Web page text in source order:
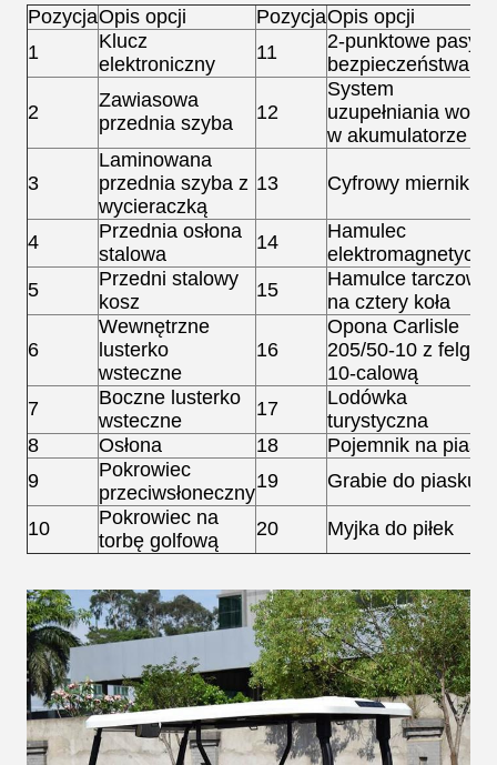
PozycjaOpis opcji PozycjaOpis opcji
1
Klucz
elektroniczny
11
2-punktowe pasy
bezpieczeństwa
2
Zawiasowa
przednia szyba
12
System
uzupełniania wody
w akumulatorze
3
Laminowana
przednia szyba z
wycieraczką
13 Cyfrowy miernik
4
Przednia osłona
stalowa
14
Hamulec
5
Przedni stalowy
kosz
15
Hamulce tarczowe
na cztery koła
6
Wewnętrzne
lusterko
wsteczne
16
Opona Carlisle
205/50-10 z felgą
10-calową
7
Boczne lusterko
wsteczne
17
Lodówka
turystyczna
8
Osłona 18
Pojemnik na
9
Pokrowiec
przeciwsłoneczny
19 Grabie do piasku
10
Pokrowiec na
torbę golfową
20 Myjka do piłek